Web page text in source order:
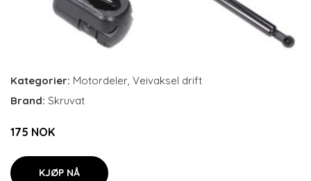
Kategorier: Motordeler Veivaksel drift
Brand: Skruvat
175 NOK
KJØP NÅ